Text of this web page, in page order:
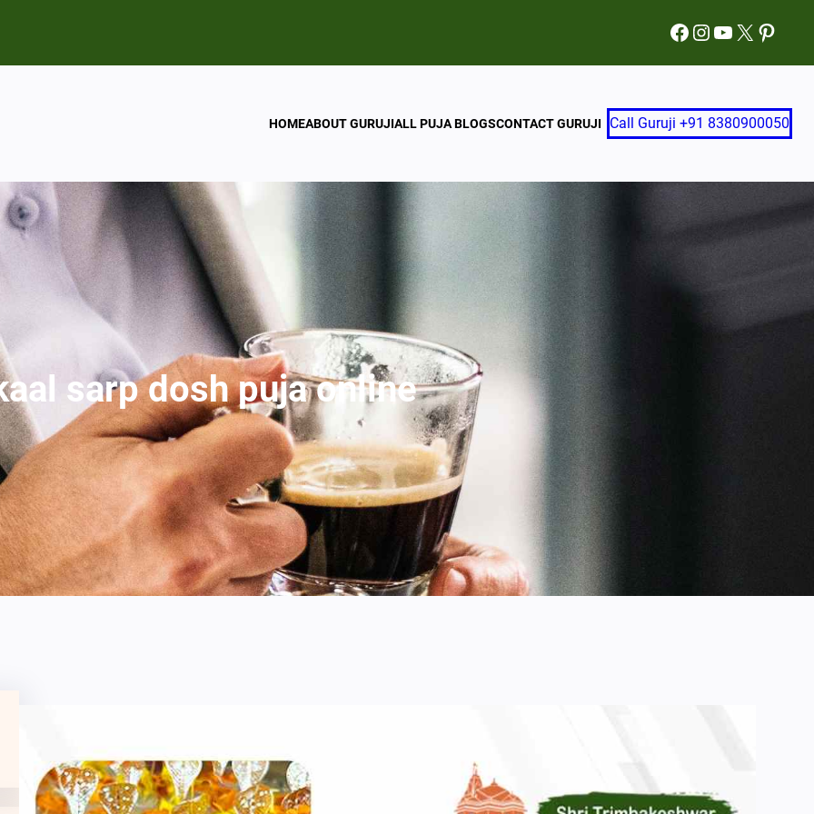
Facebook
Instagram
YouTube
X
HOMEABOUT GURUJIALL PUJA BLOGSCONTACT GURUJI Call Guruji +91 8380900050
sarp dosh puja online